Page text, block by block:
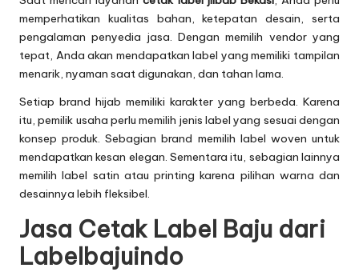
memperhatikan kualitas bahan, ketepatan desain, serta
pengalaman penyedia jasa. Dengan memilih vendor yang
tepat, Anda akan mendapatkan label yang memiliki tampilan
menarik, nyaman saat digunakan, dan tahan lama.
Setiap brand hijab memiliki karakter yang berbeda. Karena
itu, pemilik usaha perlu memilih jenis label yang sesuai dengan
konsep produk. Sebagian brand memilih label woven untuk
mendapatkan kesan elegan. Sementara itu, sebagian lainnya
memilih label satin atau printing karena pilihan warna dan
desainnya lebih fleksibel.
Jasa Cetak Label Baju dari
Labelbajuindo